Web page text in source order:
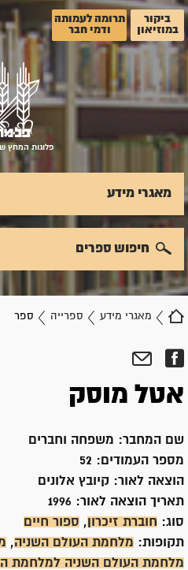
ביקור
במוזיאון
תרומה לעמותה
ודמי חבר
פלוגות המחץ
מאגרי מידע ספרייה ספר
מאגרי מידע
חיפוש ספרים
אטל מוסק
שם המחבר: משפחה וחברים
מספר העמודים: 52
הוצאה לאור: קיובץ אלונים
תאריך הוצאה לאור:
סוג: חוברת זיכרון , ספור חיים
תקופות: מלחמת העולם השניה,
מלחמת העולם השניה למלחמת